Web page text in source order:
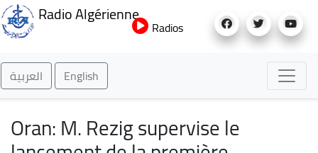
au
Radio Algérienne
Radios
العربية English
Oran: M. Rezig supervise le